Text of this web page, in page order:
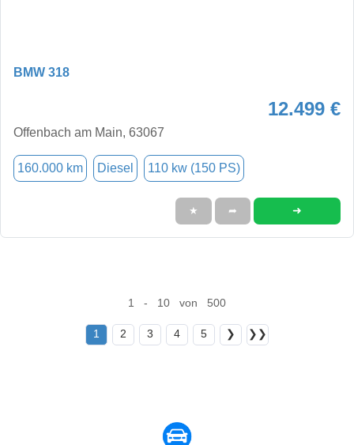
BMW 318
12.499 €
Offenbach am Main, 63067
160.000 km Diesel 110 kw (150 PS)
★ ➦ ➜
1 - 10 von 500
1 2 3 4 5 ❯ ❯❯